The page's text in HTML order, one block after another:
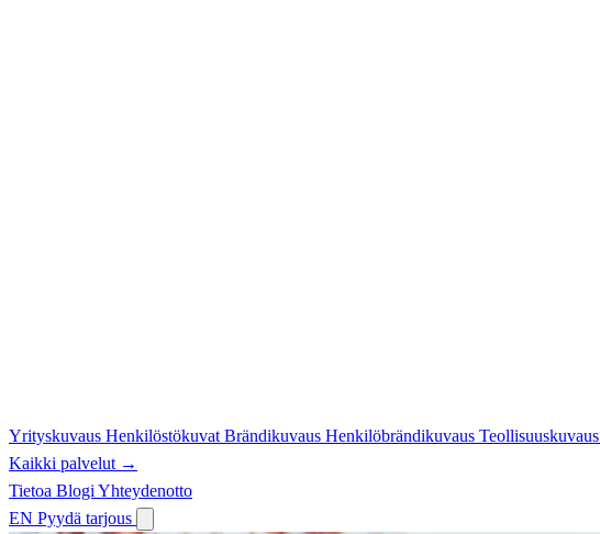
Yrityskuvaus Henkilöstökuvat Brändikuvaus Henkilöbrändikuvaus Teollisuuskuvaus
Kaikki palvelut →
Tietoa Blogi Yhteydenotto
EN Pyydä tarjous